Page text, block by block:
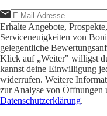
Erhalte Angebote,
Serviceneuigkeiten von
gelegentliche
Klick auf „Weiter" willigst
kannst deine Einwilligung
widerrufen. Weitere
zur Analyse von Öffnungen
Datenschutzerklärung.